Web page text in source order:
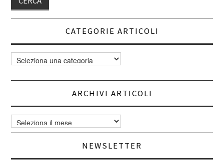
CATEGORIE ARTICOLI
Categorie
articoli
ARCHIVI ARTICOLI
Archivi
articoli
NEWSLETTER